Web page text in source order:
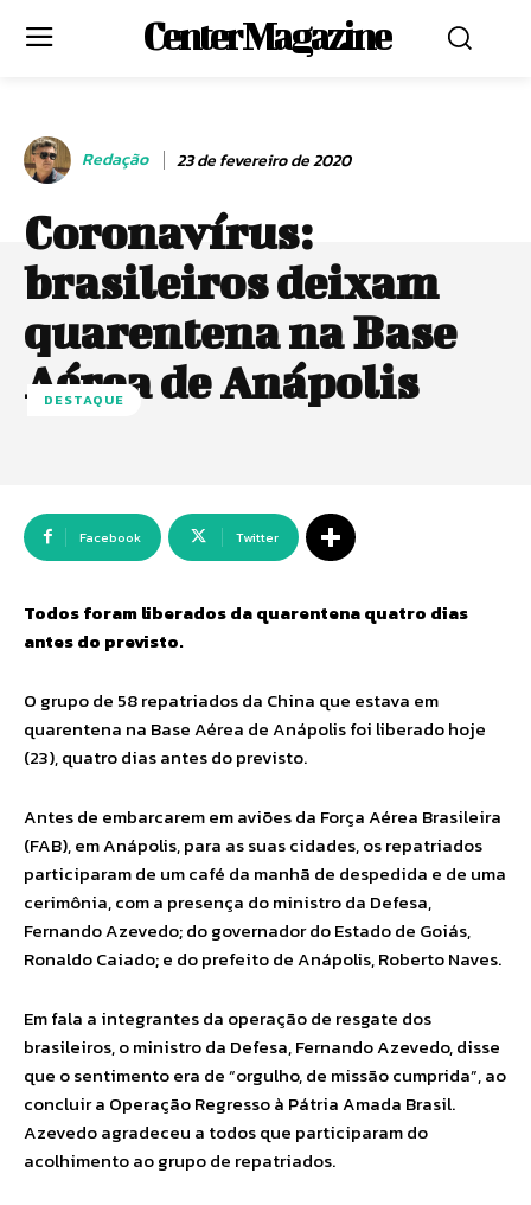
Center Magazine
Redação 23 de fevereiro de 2020
Coronavírus:
brasileiros deixam
quarentena na Base
Aérea de Anápolis
DESTAQUE
Facebook Twitter
Todos foram liberados da quarentena quatro dias
antes do previsto.
O grupo de 58 repatriados da China que estava em
quarentena na Base Aérea de Anápolis foi liberado hoje
(23), quatro dias antes do previsto.
Antes de embarcarem em aviões da Força Aérea Brasileira
(FAB), em Anápolis, para as suas cidades, os repatriados
participaram de um café da manhã de despedida e de uma
cerimônia, com a presença do ministro da Defesa,
Fernando Azevedo; do governador do Estado de Goiás,
Ronaldo Caiado; e do prefeito de Anápolis, Roberto Naves.
Em fala a integrantes da operação de resgate dos
brasileiros, o ministro da Defesa, Fernando Azevedo, disse
que o sentimento era de “orgulho, de missão cumprida”, ao
concluir a Operação Regresso à Pátria Amada Brasil.
Azevedo agradeceu a todos que participaram do
acolhimento ao grupo de repatriados.